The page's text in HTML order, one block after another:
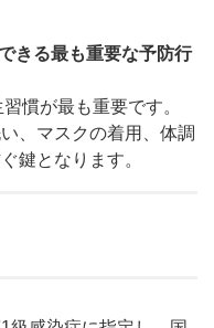
きる最も重要な予防行
慣が最も重要です。
、マスクの着用、体調
鍵となります。